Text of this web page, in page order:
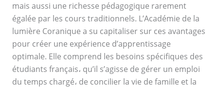
mais aussi une richesse pédagogique rarement
égalée par les cours traditionnels. L’Académie de la
lumière Coranique a su capitaliser sur ces avantages
pour créer une expérience d’apprentissage
optimale. Elle comprend les besoins spécifiques des
étudiants français، qu’il s’agisse de gérer un emploi
du temps chargé، de concilier la vie de famille et la